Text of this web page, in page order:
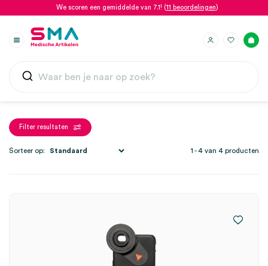
We scoren een gemiddelde van 7.1! (11 beoordelingen)
Filter resultaten
1 - 4 van 4 producten
Sorteer op: